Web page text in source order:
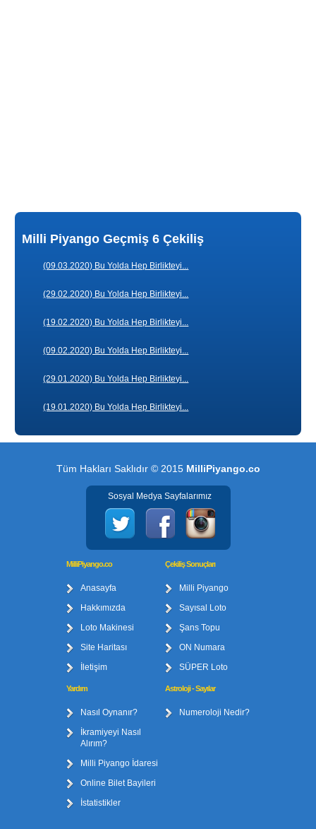
Milli Piyango Geçmiş 6 Çekiliş
(09.03.2020) Bu Yolda Hep Birlikteyi...
(29.02.2020) Bu Yolda Hep Birlikteyi...
(19.02.2020) Bu Yolda Hep Birlikteyi...
(09.02.2020) Bu Yolda Hep Birlikteyi...
(29.01.2020) Bu Yolda Hep Birlikteyi...
(19.01.2020) Bu Yolda Hep Birlikteyi...
Tüm Hakları Saklıdır © 2015 MilliPiyango.co
Sosyal Medya Sayfalarımız
MilliPiyango.co
Anasayfa
Hakkımızda
Loto Makinesi
Site Haritası
İletişim
Çekiliş Sonuçları
Milli Piyango
Sayısal Loto
Şans Topu
ON Numara
SÜPER Loto
Yardım
Nasıl Oynanır?
İkramiyeyi Nasıl
Alırım?
Milli Piyango İdaresi
Online Bilet Bayileri
İstatistikler
Astroloji - Sayılar
Numeroloji Nedir?